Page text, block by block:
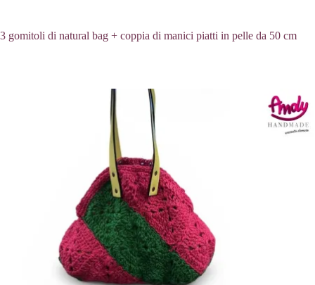
3 gomitoli di natural bag + coppia di manici piatti in pelle da 50 cm